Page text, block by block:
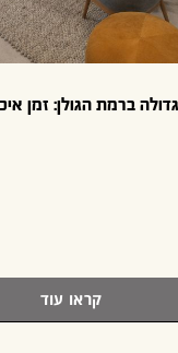
ברמת הגולן: זמן
קראו עוד